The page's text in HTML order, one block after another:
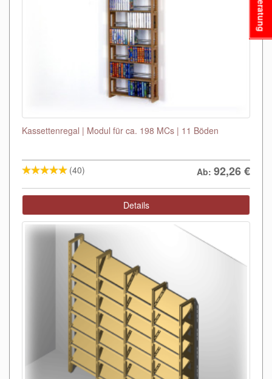
Kassettenregal | Modul für ca. 198 MCs | 11 Böden
(40) Ab: 92,26€
Details
Beratung